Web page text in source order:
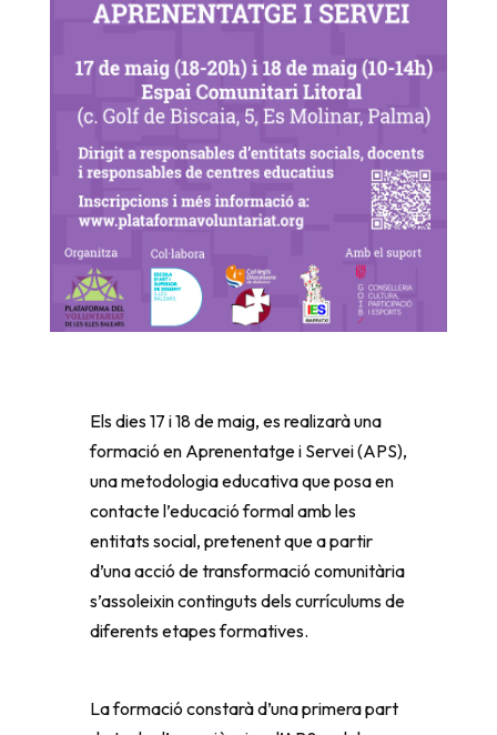
Els dies 17 i 18 de maig, es realizarà una
formació en Aprenentatge i Servei (APS),
una metodologia educativa que posa en
contacte l’educació formal amb les
entitats social, pretenent que a partir
d’una acció de transformació comunitària
s’assoleixin continguts dels currículums de
diferents etapes formatives.
La formació constarà d’una primera part